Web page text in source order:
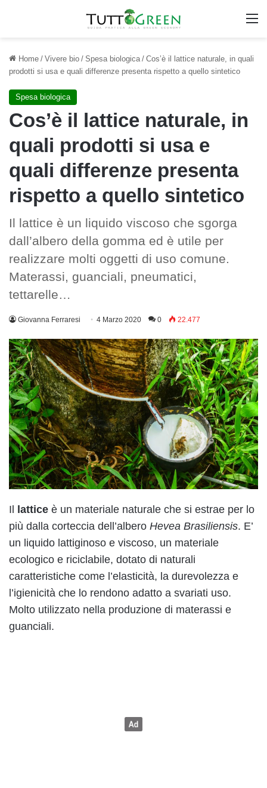
Home / Vivere bio / Spesa biologica / Cos’è il lattice naturale, in quali
prodotti si usa e quali differenze presenta rispetto a quello sintetico
Spesa biologica
Cos’è il lattice naturale, in
quali prodotti si usa e
quali differenze presenta
rispetto a quello sintetico
Il lattice è un liquido viscoso che sgorga
dall’albero della gomma ed è utile per
realizzare molti oggetti di uso comune.
Materassi, guanciali, pneumatici,
tettarelle…
Giovanna Ferraresi 4 Marzo 2020 0 22.477
Il lattice è un materiale naturale che si estrae per lo
più dalla corteccia dell’albero Hevea Brasiliensis. E’
un liquido lattiginoso e viscoso, un materiale
ecologico e riciclabile, dotato di naturali
caratteristiche come l’elasticità, la durevolezza e
l’igienicità che lo rendono adatto a svariati uso.
Molto utilizzato nella produzione di materassi e
guanciali.